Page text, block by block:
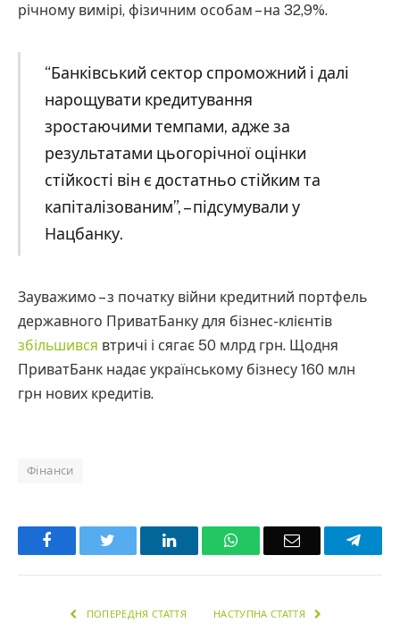
річному вимірі, фізичним особам – на 32,9%.
“Банківський сектор спроможний і далі
нарощувати кредитування
зростаючими темпами, адже за
результатами цьогорічної оцінки
стійкості він є достатньо стійким та
капіталізованим”, – підсумували у
Нацбанку.
Зауважимо – з початку війни кредитний портфель
державного ПриватБанку для бізнес-клієнтів
збільшився втричі і сягає 50 млрд грн. Щодня
ПриватБанк надає українському бізнесу 160 млн
грн нових кредитів.
Фінанси
Facebook LinkedInWhatsAppEmail
ПОПЕРЕДНЯ СТАТТЯ НАСТУПНА СТАТТЯ